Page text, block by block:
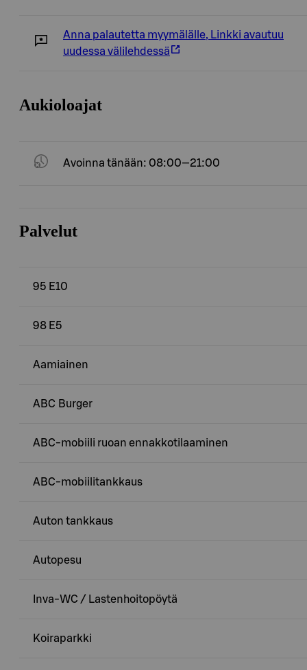
Anna palautetta myymälälle, Linkki avautuu
uudessa välilehdessä
Aukioloajat
Avoinna tänään: 08:00—21:00
Palvelut
95 E10
98 E5
Aamiainen
ABC Burger
ABC-mobiili ruoan ennakkotilaaminen
ABC-mobiilitankkaus
Auton tankkaus
Autopesu
Inva-WC / Lastenhoitopöytä
Koiraparkki